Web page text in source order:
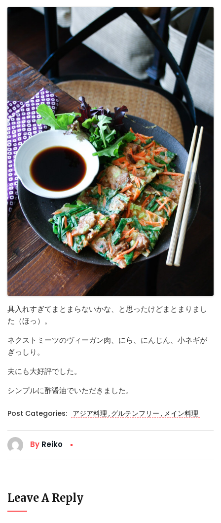
具入れすぎてまとまらないかな、と思ったけどまとまりまし
た（ほっ）。
ネクストミーツのヴィーガン肉、にら、にんじん、小ネギが
ぎっしり。
夫にも大好評でした。
シンプルに酢醤油でいただきました。
Post Categories: アジア料理,グルテンフリー , メイン料理
By Reiko
Leave A Reply